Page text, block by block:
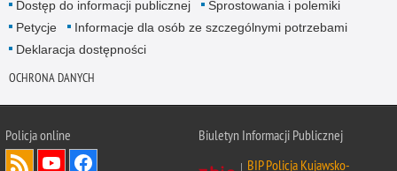
Dostęp do informacji publicznej
Sprostowania i polemiki
Petycje
Informacje dla osób ze szczególnymi potrzebami
Deklaracja dostępności
OCHRONA DANYCH
Policja online
Biuletyn Informacji Publicznej
BIP Policja Kujawsko-